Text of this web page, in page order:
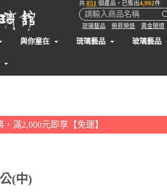
共 851 個產品，已售出4,992件
琉璃藝品 榮昇榮退 黃金隧道
與你童在 琉璃藝品 玻璃藝品
滿2,000元即享【免運】
(中)